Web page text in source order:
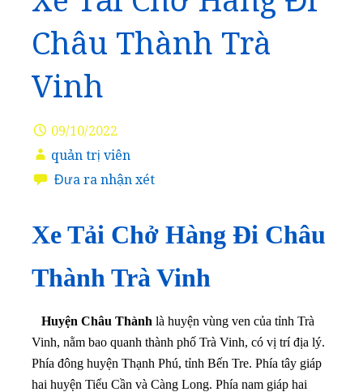
Châu Thành Trà
Vinh
09/10/2022
quản trị viên
Đưa ra nhận xét
Xe Tải Chở Hàng Đi Châu
Thành Trà Vinh
Huyện Châu Thành là huyện vùng ven của tỉnh Trà
Vinh, nằm bao quanh thành phố Trà Vinh, có vị trí địa lý.
Phía đông huyện Thạnh Phú, tỉnh Bến Tre. Phía tây giáp
hai huyện Tiểu Cần và Càng Long. Phía nam giáp hai